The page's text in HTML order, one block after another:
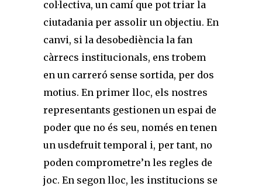
col·lectiva, un camí que pot triar la
ciutadania per assolir un objectiu. En
canvi, si la deso­bediència la fan
càrrecs institucionals, ens trobem
en un carreró sense sortida, per dos
motius. En primer lloc, els nostres
representants gestionen un espai de
poder que no és seu, només en tenen
un usdefruit temporal i, per tant, no
poden comprometre’n les regles de
joc. En segon­ lloc, les institucions se